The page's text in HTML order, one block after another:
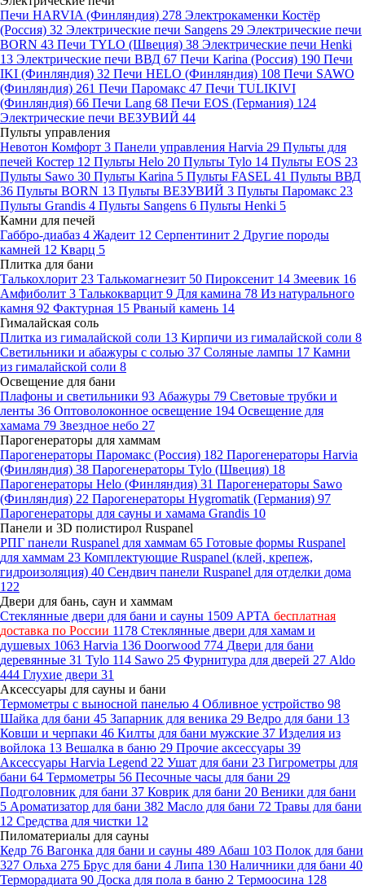
Печи HARVIA (Финляндия) 278 Электрокаменки Костёр
(Россия) 32 Электрические печи Sangens 29 Электрические печи
BORN 43 Печи TYLO (Швеция) 38 Электрические печи Henki
13 Электрические печи ВВД 67 Печи Karina (Россия) 190 Печи
IKI (Финляндия) 32 Печи HELO (Финляндия) 108 Печи SAWO
(Финляндия) 261 Печи Паромакс 47 Печи TULIKIVI
(Финляндия) 66 Печи Lang 68 Печи EOS (Германия) 124
Электрические печи ВЕЗУВИЙ 44
Пульты управления
Невотон Комфорт 3 Панели управления Harvia 29 Пульты для
печей Костер 12 Пульты Helo 20 Пульты Tylo 14 Пульты EOS 23
Пульты Sawo 30 Пульты Karina 5 Пульты FASEL 41 Пульты ВВД
36 Пульты BORN 13 Пульты ВЕЗУВИЙ 3 Пульты Паромакс 23
Пульты Grandis 4 Пульты Sangens 6 Пульты Henki 5
Камни для печей
Габбро-диабаз 4 Жадеит 12 Серпентинит 2 Другие породы
камней 12 Кварц 5
Плитка для бани
Талькохлорит 23 Талькомагнезит 50 Пироксенит 14 Змеевик 16
Амфиболит 3 Талькокварцит 9 Для камина 78 Из натурального
камня 92 Фактурная 15 Рваный камень 14
Гималайская соль
Плитка из гималайской соли 13 Кирпичи из гималайской соли 8
Светильники и абажуры с солью 37 Соляные лампы 17 Камни
из гималайской соли 8
Освещение для бани
Плафоны и светильники 93 Абажуры 79 Световые трубки и
ленты 36 Оптоволоконное освещение 194 Освещение для
хамама 79 Звездное небо 27
Парогенераторы для хаммам
Парогенераторы Паромакс (Россия) 182 Парогенераторы Harvia
(Финляндия) 38 Парогенераторы Tylo (Швеция) 18
Парогенераторы Helo (Финляндия) 31 Парогенераторы Sawo
(Финляндия) 22 Парогенераторы Hygromatik (Германия) 97
Парогенераторы для сауны и хамама Grandis 10
Панели и 3D полистирол Ruspanel
РПГ панели Ruspanel для хаммам 65 Готовые формы Ruspanel
для хаммам 23 Комплектующие Ruspanel (клей, крепеж,
гидроизоляция) 40 Сендвич панели Ruspanel для отделки дома
122
Двери для бань, саун и хаммам
Стеклянные двери для бани и сауны 1509 АРТА бесплатная
доставка по России 1178 Стеклянные двери для хамам и
душевых 1063 Harvia 136 Doorwood 774 Двери для бани
деревянные 31 Tylo 114 Sawo 25 Фурнитура для дверей 27 Aldo
444 Глухие двери 31
Аксессуары для сауны и бани
Термометры с выносной панелью 4 Обливное устройство 98
Шайка для бани 45 Запарник для веника 29 Ведро для бани 13
Ковши и черпаки 46 Килты для бани мужские 37 Изделия из
войлока 13 Вешалка в баню 29 Прочие аксессуары 39
Аксессуары Harvia Legend 22 Ушат для бани 23 Гигрометры для
бани 64 Термометры 56 Песочные часы для бани 29
Подголовник для бани 37 Коврик для бани 20 Веники для бани
5 Ароматизатор для бани 382 Масло для бани 72 Травы для бани
12 Средства для чистки 12
Пиломатериалы для сауны
Кедр 76 Вагонка для бани и сауны 489 Абаш 103 Полок для бани
327 Ольха 275 Брус для бани 4 Липа 130 Наличники для бани 40
Терморадиата 90 Доска для пола в баню 2 Термоосина 128